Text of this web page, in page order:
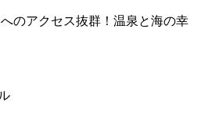
のアクセス抜群！温泉と海の幸